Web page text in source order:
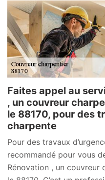
Faites appel au
, un couvreur
le 88170, pour des
charpente
Pour des travaux
recommandé pour vous
Rénovation , un couvreur